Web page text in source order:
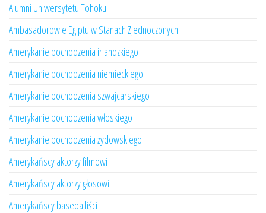
Alumni Uniwersytetu Tohoku
Ambasadorowie Egiptu w Stanach Zjednoczonych
Amerykanie pochodzenia irlandzkiego
Amerykanie pochodzenia niemieckiego
Amerykanie pochodzenia szwajcarskiego
Amerykanie pochodzenia włoskiego
Amerykanie pochodzenia żydowskiego
Amerykańscy aktorzy filmowi
Amerykańscy aktorzy głosowi
Amerykańscy baseballiści